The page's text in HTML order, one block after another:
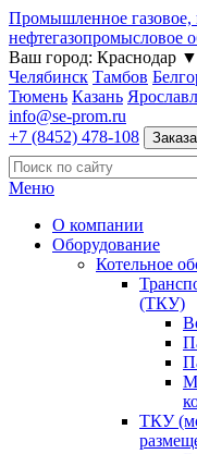
Промышленное газовое,
нефтегазопромысловое
Ваш город: Краснодар ▼
Челябинск Тамбов
Тюмень Казань
info@se-prom.ru
+7 (8452) 478-108
Меню
О компании
Оборудование
Котельное
(ТКУ)
ТКУ